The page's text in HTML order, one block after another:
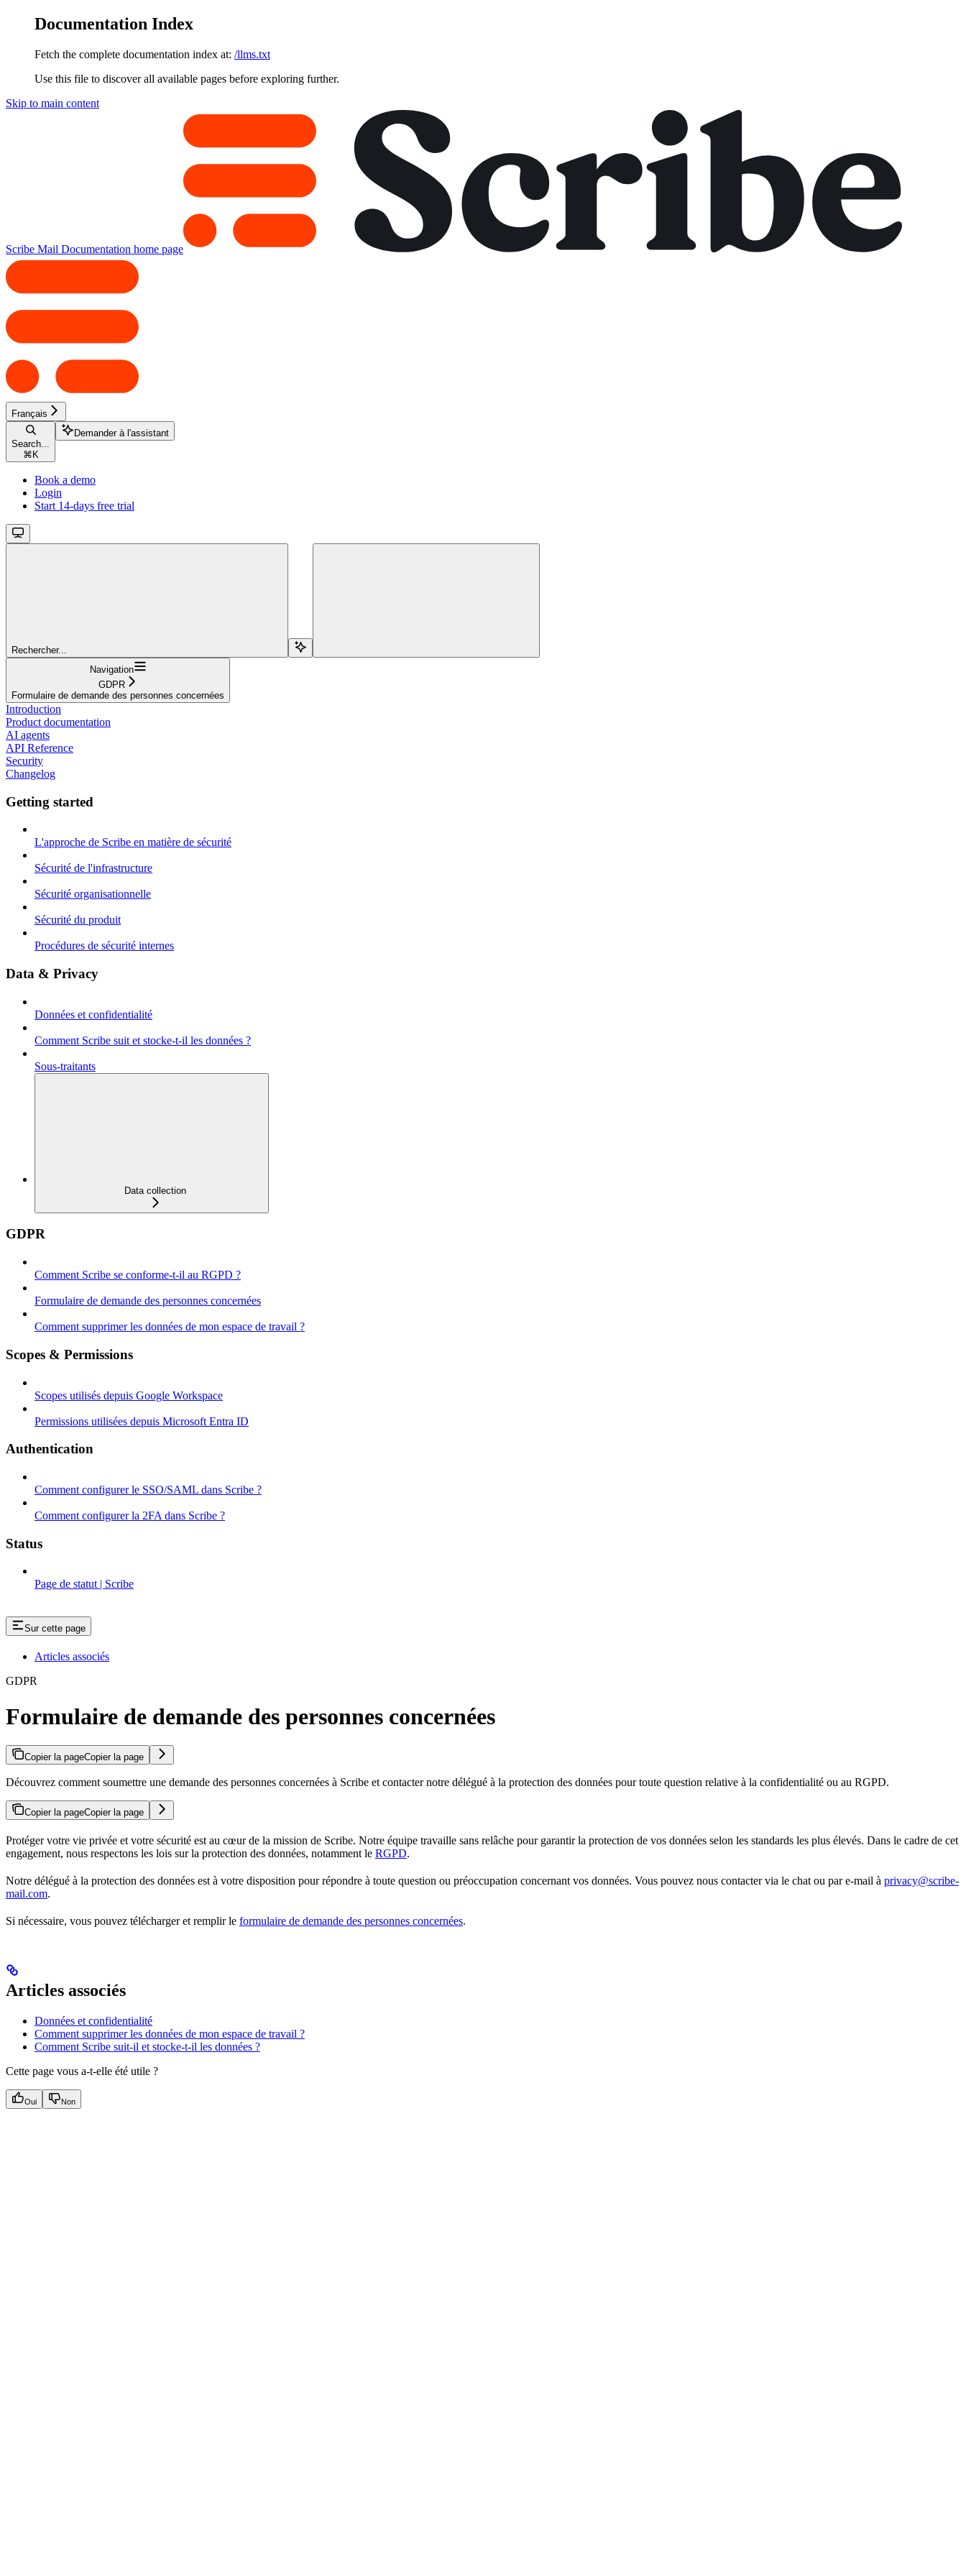
Documentation Index
Fetch the complete documentation index at: /llms.txt
Use this file to discover all available pages before exploring further.
Skip to main content
Scribe Mail Documentation home page
Français
Search...
⌘ K
Demander à l'assistant
Book a demo
Login
Start 14-days free trial
Rechercher...
Navigation
GDPR
Formulaire de demande des personnes concernées
Introduction
Product documentation
AI agents
API Reference
Security
Changelog
Getting started
L'approche de Scribe en matière de sécurité
Sécurité de l'infrastructure
Sécurité organisationnelle
Sécurité du produit
Procédures de sécurité internes
Data & Privacy
Données et confidentialité
Comment Scribe suit et stocke-t-il les données ?
Sous-traitants
Data collection
GDPR
Comment Scribe se conforme-t-il au RGPD ?
Formulaire de demande des personnes concernées
Comment supprimer les données de mon espace de travail ?
Scopes & Permissions
Scopes utilisés depuis Google Workspace
Permissions utilisées depuis Microsoft Entra ID
Authentication
Comment configurer le SSO/SAML dans Scribe ?
Comment configurer la 2FA dans Scribe ?
Status
Page de statut | Scribe
Sur cette page
Articles associés
GDPR
Formulaire de demande des personnes concernées
Copier la pageCopier la page
Découvrez comment soumettre une demande des personnes concernées à Scribe et contacter notre délégué à la protection des données pour toute question relative à la confidentialité ou au RGPD.
Copier la pageCopier la page
Protéger votre vie privée et votre sécurité est au cœur de la mission de Scribe. Notre équipe travaille sans relâche pour garantir la protection de vos données selon les standards les plus élevés. Dans le cadre de cet
engagement, nous respectons les lois sur la protection des données, notamment le RGPD.
Notre délégué à la protection des données est à votre disposition pour répondre à toute question ou préoccupation concernant vos données. Vous pouvez nous contacter via le chat ou par e-mail à privacy@scribe-
mail.com.
Si nécessaire, vous pouvez télécharger et remplir le formulaire de demande des personnes concernées.
Articles associés
Données et confidentialité
Comment supprimer les données de mon espace de travail ?
Comment Scribe suit-il et stocke-t-il les données ?
Cette page vous a-t-elle été utile ?
Oui Non